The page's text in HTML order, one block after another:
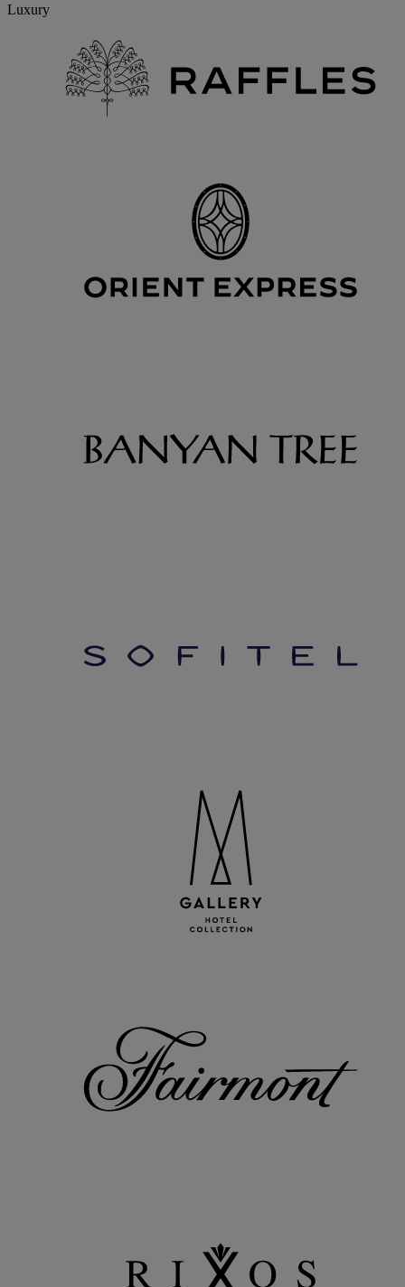
Luxury